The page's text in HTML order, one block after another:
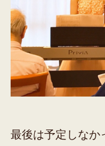
最後は予定しなか